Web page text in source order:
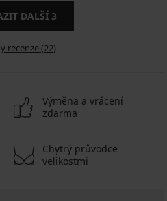
DALŠÍ 3
recenze (22)
Výměna a vrácení
zdarma
Chytrý průvodce
velikostmi